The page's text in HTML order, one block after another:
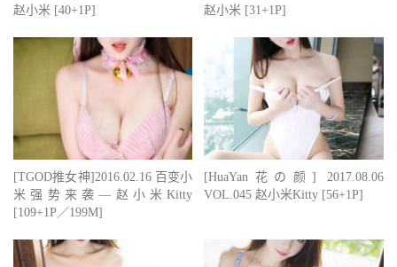
赵小米 [40+1P]
赵小米 [31+1P]
[TGOD推女神]2016.02.16 百变小
米强势来袭—赵小米Kitty
[109+1P／199M]
[HuaYan花の颜] 2017.08.06
VOL.045 赵小米Kitty [56+1P]